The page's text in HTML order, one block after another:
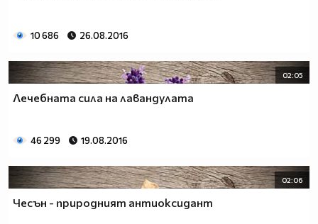
10 686 26.08.2016
02:05
Лечебната сила на лавандулата
46 299 19.08.2016
02:06
Чесън - природният антиоксидант